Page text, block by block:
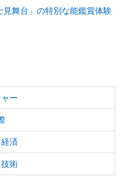
舞台」の特別な能鑑賞体験
ー
済
術